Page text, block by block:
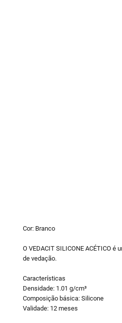
Cor: Branco
O VEDACIT SILICONE ACÉTICO
de vedação.
Características
Densidade: 1.01 g/cm³
Composição básica: Silicone
Validade: 12 meses